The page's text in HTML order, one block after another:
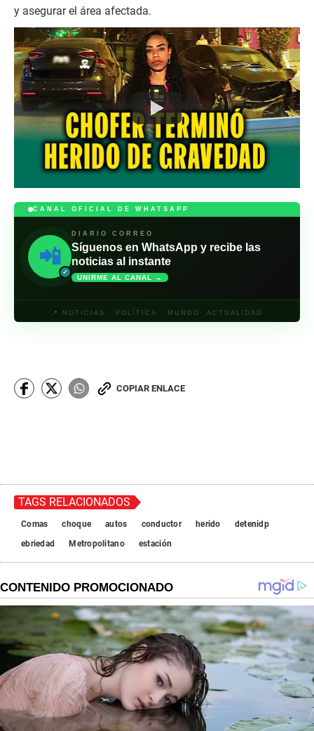
y asegurar el área afectada.
CANAL OFICIAL DE WHATSAPP
📲
✓
DIARIO CORREO
Síguenos en WhatsApp y recibe las
noticias al instante
UNIRME AL CANAL →
📍 NOTICIAS · POLÍTICA · MUNDO· ACTUALIDAD
COPIAR ENLACE
TAGS RELACIONADOS
Comas choque autos conductor herido
detenidp
ebriedad
Metropolitano estación